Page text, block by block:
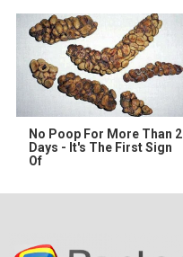
No Poop For More Than 2
Days - It's The First Sign
Of